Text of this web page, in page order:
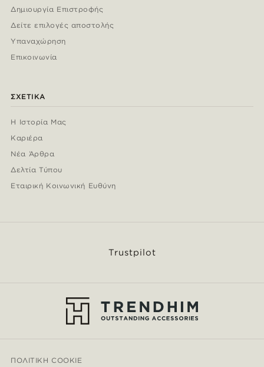
Δημιουργία Επιστροφής
Δείτε επιλογές αποστολής
Υπαναχώρηση
Επικοινωνία
ΣΧΕΤΙΚΆ
Η Ιστορία Μας
Καριέρα
Νέα Άρθρα
Δελτία Τύπου
Εταιρική Κοινωνική Ευθύνη
Trustpilot
ΠΟΛΙΤΙΚΉ COOKIE